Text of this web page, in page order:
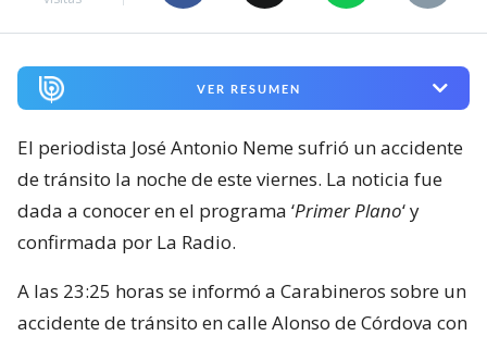
VER RESUMEN
El periodista José Antonio Neme sufrió un accidente
de tránsito la noche de este viernes. La noticia fue
dada a conocer en el programa ‘Primer Plano‘ y
confirmada por La Radio.
A las 23:25 horas se informó a Carabineros sobre un
accidente de tránsito en calle Alonso de Córdova con